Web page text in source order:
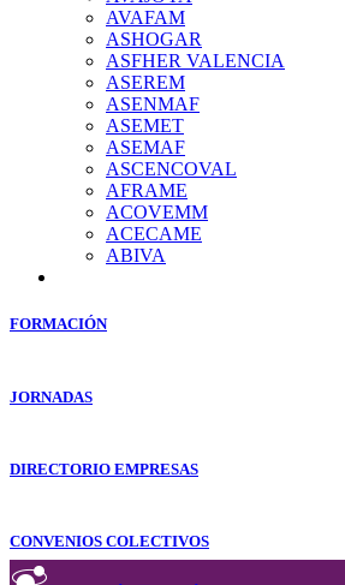
AVAFAM
ASHOGAR
ASFHER VALENCIA
ASEREM
ASENMAF
ASEMET
ASEMAF
ASCENCOVAL
AFRAME
ACOVEMM
ACECAME
ABIVA
FORMACIÓN
JORNADAS
DIRECTORIO EMPRESAS
CONVENIOS COLECTIVOS